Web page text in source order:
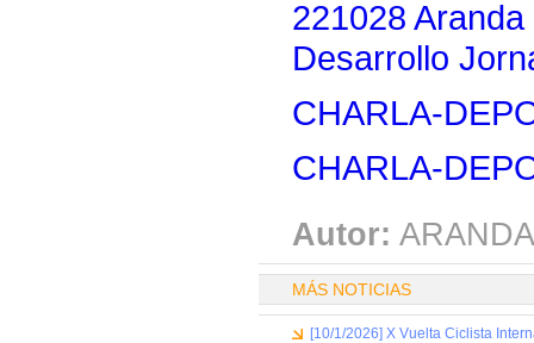
221028
Desarrollo
CHARLA-
CHARLA-
Autor:
MÁS NOTICIAS
[10/1/2026] X Vuelta Ciclista